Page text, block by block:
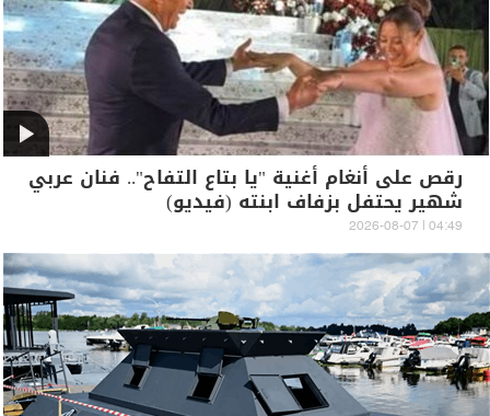
رقص على أنغام أغنية "يا بتاع التفاح".. فنان عربي
شهير يحتفل بزفاف ابنته (فيديو)
04:49 | 2026-08-07